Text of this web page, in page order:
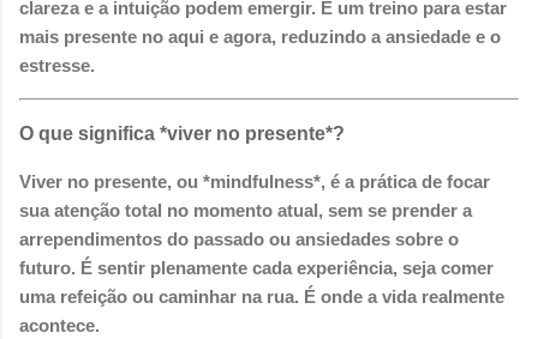
clareza e a intuição podem emergir. É um treino para estar
mais presente no aqui e agora, reduzindo a ansiedade e o
estresse.
O que significa *viver no presente*?
Viver no presente, ou *mindfulness*, é a prática de focar
sua atenção total no momento atual, sem se prender a
arrependimentos do passado ou ansiedades sobre o
futuro. É sentir plenamente cada experiência, seja comer
uma refeição ou caminhar na rua. É onde a vida realmente
acontece.